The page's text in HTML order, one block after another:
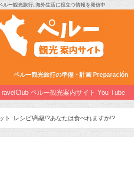
ルー観光旅行､海外生活に役立つ情報を発信中
ペルー観光旅行の準備・計画 Preparación
ペルー観光案内サイト You Tube
ト･レシピ!高級!?あなたは食べれますか!?